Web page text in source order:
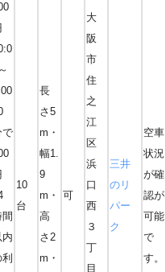
で
内
10
台
長
さ5
m・
幅1.
9
m・
高
さ2
m・
可
大
阪
市
住
之
江
区
浜
口
西
３
丁
目
三井
のリ
パー
ク
空車
状況
が確
認が
可能
で
す。